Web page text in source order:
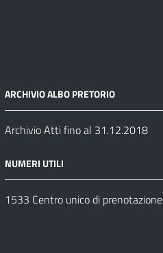
ARCHIVIO ALBO PRETORIO
Archivio Atti fino al 31.12.2018
NUMERI UTILI
1533 Centro unico di prenotazione